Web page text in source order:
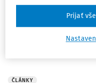
SR v tejto oblasti, pri
rozdiely medzi čl. 125 a
prof. JUDr. Tomáš Ľalík
ČLÁNKY
Prijať